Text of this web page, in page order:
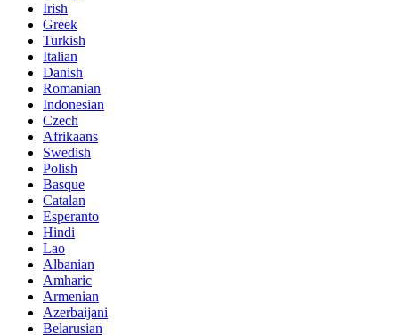
Irish
Greek
Turkish
Italian
Danish
Romanian
Indonesian
Czech
Afrikaans
Swedish
Polish
Basque
Catalan
Esperanto
Hindi
Lao
Albanian
Amharic
Armenian
Azerbaijani
Belarusian